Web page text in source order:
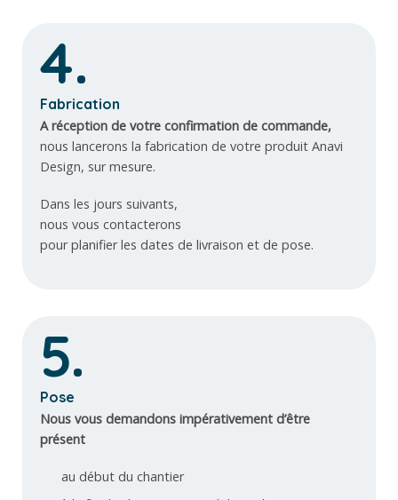
4.
Fabrication
A réception de votre confirmation de commande,
nous lancerons la fabrication de votre produit Anavi
Design, sur mesure.
Dans les jours suivants,
nous vous contacterons
pour planifier les dates de livraison et de pose.
5.
Pose
Nous vous demandons impérativement d’être
présent
au début du chantier